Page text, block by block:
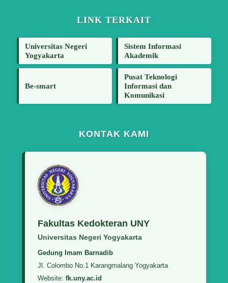
LINK TERKAIT
Universitas Negeri
Yogyakarta
Sistem Informasi
Akademik
Be-smart
Pusat Teknologi
Informasi dan
Komunikasi
KONTAK KAMI
Fakultas Kedokteran UNY
Universitas Negeri Yogyakarta
Gedung Imam Barnadib
Jl. Colombo No.1 Karangmalang Yogyakarta
Website:fk.uny.ac.id